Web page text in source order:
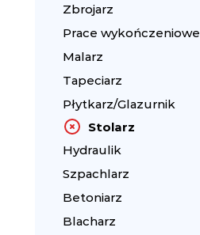
Zbrojarz
Prace wykończeniowe
Malarz
Tapeciarz
Płytkarz/Glazurnik
Stolarz
Hydraulik
Szpachlarz
Betoniarz
Blacharz